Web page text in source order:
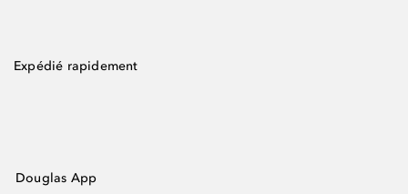
Expédié rapidement
Douglas App